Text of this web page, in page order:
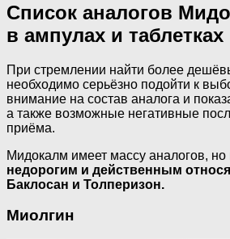
Список аналогов
в ампулах и таблетках
При стремлении найти более
необходимо серьёзно подойти к
внимание на состав аналога и
а также возможные негативные
приёма.
Мидокалм имеет массу аналогов, но
недорогим и действенным
Баклосан и Толперизон.
Миолгин